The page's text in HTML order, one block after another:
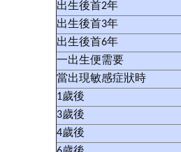
出生後首2年
出生後首3年
出生後首6年
一出生便需要
當出現敏感症狀時
1歲後
3歲後
4歲後